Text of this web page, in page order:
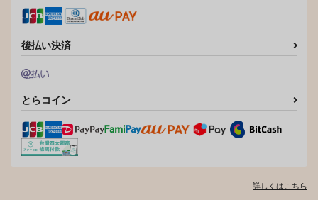
後払い決済
とらコイン
詳しくはこちら